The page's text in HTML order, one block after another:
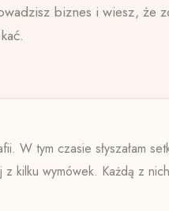
biznes i wiesz, że
W tym czasie słyszałam
kilku wymówek. Każdą z